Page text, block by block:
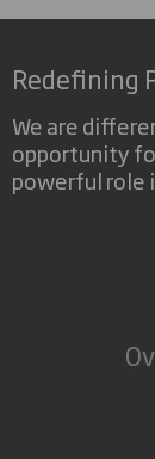
Redefining
We are
opportunity
powerful role